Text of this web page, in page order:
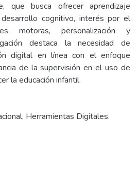
que busca ofrecer aprendizaje
cognitivo, interés por el
motoras, personalización y
destaca la necesidad de
digital en línea con el enfoque
de la supervisión en el uso de
la educación infantil.
Herramientas Digitales.